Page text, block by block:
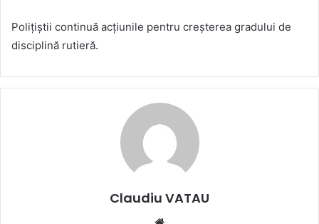
Polițiștii continuă acțiunile pentru creșterea gradului de
disciplină rutieră.
Claudiu VATAU